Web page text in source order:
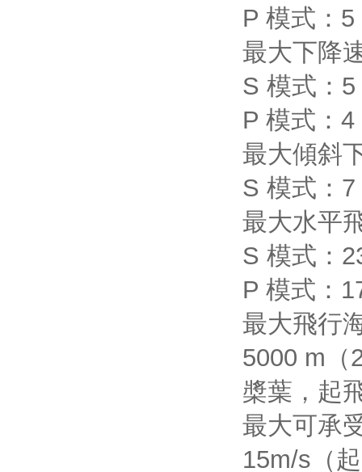
P 模式：
最大下降
S 模式：
P 模式：
最大傾斜
S 模式：
最大水平
S 模式：
P 模式：
最大飛行
5000 m（
槳葉，起
最大可承
15m/s（